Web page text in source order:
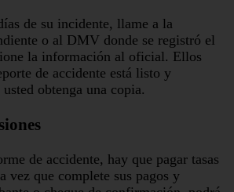
de su incidente, llame a la
o al DMV donde se registró el
la información al oficial. Ellos
de accidente está listo y
obtenga una copia.
de accidente, hay que pagar tasas
vez que complete sus pagos y